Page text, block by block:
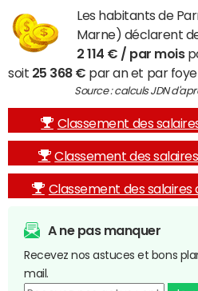
Les habitants de
Marne) déclarent
2 114 € / par mois
soit 25 368 € par an et par
Source : calculs JDN
Classement des
Classement des
Classement des salaires
A ne pas manquer
Recevez nos astuces et bons
mail.